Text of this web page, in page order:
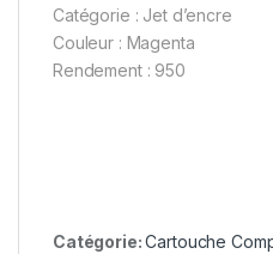
Catégorie : Jet d’encre
Couleur : Magenta
Rendement : 950
Catégorie:Cartouche